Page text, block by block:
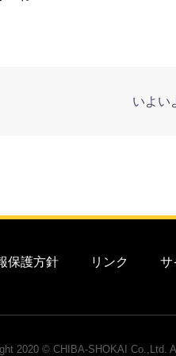
いよい
保護方針 リンク サ
2020 © CHIBA-SHOKAI Co.,Ltd.